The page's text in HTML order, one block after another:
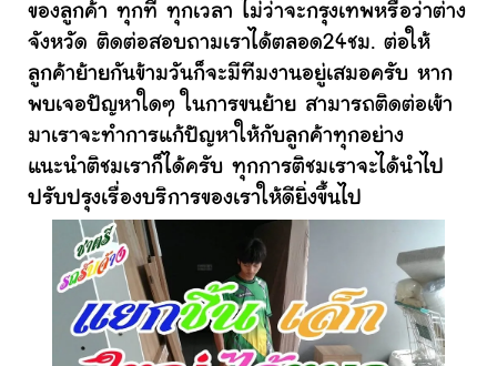
ของลูกค้า ทุกที่ ทุกเวลา ไม่ว่าจะกรุงเทพหรือว่าต่าง
จังหวัด ติดต่อสอบถามเราได้ตลอด24ชม. ต่อให้
ลูกค้าย้ายกันข้ามวันก็จะมีทีมงานอยู่เสมอครับ หาก
พบเจอปัญหาใดๆ ในการขนย้าย สามารถติดต่อเข้า
มาเราจะทำการแก้ปัญหาให้กับลูกค้าทุกอย่าง
แนะนำติชมเราก็ได้ครับ ทุกการติชมเราจะได้นำไป
ปรับปรุงเรื่องบริการของเราให้ดียิ่งขึ้นไป